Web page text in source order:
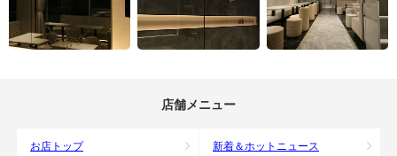
店舗メニュー
お店トップ 新着＆ホットニュース